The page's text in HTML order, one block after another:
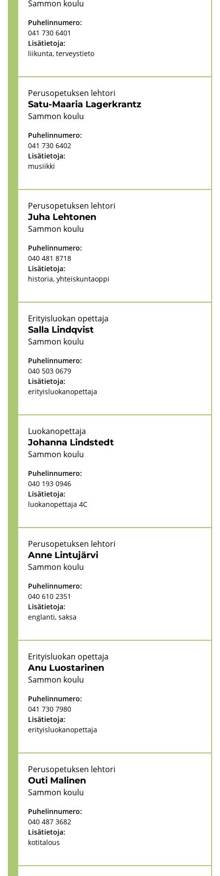
Sam­mon koulu
Pu­he­lin­nu­me­ro:
041 730 6401
Li­sä­tie­to­ja:
lii­kun­ta, ter­veys­tie­to
Satu-​Maaria Lagerkrantz
Pe­rus­o­pe­tuk­sen leh­to­ri
Sam­mon koulu
Pu­he­lin­nu­me­ro:
041 730 6402
Li­sä­tie­to­ja:
musiik­ki
Juha Leh­to­nen
Pe­rus­o­pe­tuk­sen leh­to­ri
Sam­mon koulu
Pu­he­lin­nu­me­ro:
040 481 8718
Li­sä­tie­to­ja:
his­to­ria, yh­teis­kun­taop­pi
Salla Lind­qvist
Eri­tyis­luo­kan opet­ta­ja
Sam­mon koulu
Pu­he­lin­nu­me­ro:
040 503 0679
Li­sä­tie­to­ja:
eri­tyis­luo­kan­opet­ta­ja
Jo­han­na Linds­tedt
Luo­kan­opet­ta­ja
Sam­mon koulu
Pu­he­lin­nu­me­ro:
040 193 0946
Li­sä­tie­to­ja:
luo­kan­opet­ta­ja 4C
Anne Lin­tu­jär­vi
Pe­rus­o­pe­tuk­sen leh­to­ri
Sam­mon koulu
Pu­he­lin­nu­me­ro:
040 610 2351
Li­sä­tie­to­ja:
englan­ti, saksa
Anu Luos­ta­ri­nen
Eri­tyis­luo­kan opet­ta­ja
Sam­mon koulu
Pu­he­lin­nu­me­ro:
041 730 7980
Li­sä­tie­to­ja:
eri­tyis­luo­kan­opet­ta­ja
Outi Ma­li­nen
Pe­rus­o­pe­tuk­sen leh­to­ri
Sam­mon koulu
Pu­he­lin­nu­me­ro:
040 487 3682
Li­sä­tie­to­ja:
ko­ti­ta­lous